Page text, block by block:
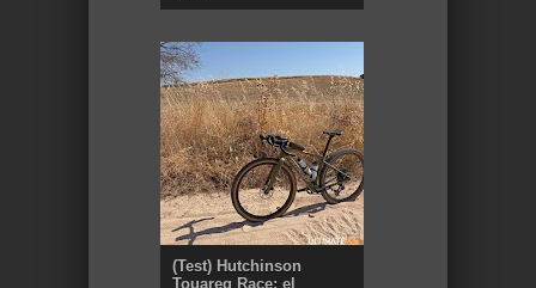
(Test) Hutchinson
Touareg Race: el